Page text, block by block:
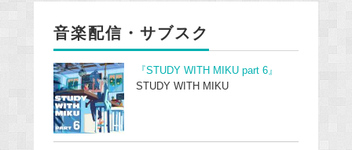
音楽配信・サブスク
『STUDY WITH MIKU part 6』
STUDY WITH MIKU